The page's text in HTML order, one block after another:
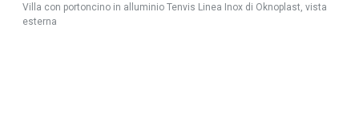
Villa con portoncino in alluminio Tenvis Linea Inox di Oknoplast, vista
esterna